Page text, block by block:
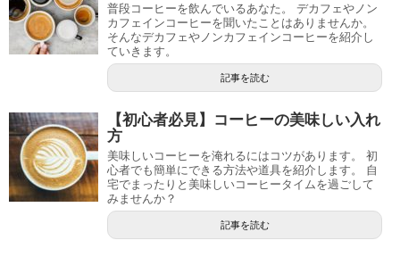
普段コーヒーを飲んでいるあなた。 デカフェやノン
カフェインコーヒーを聞いたことはありませんか。
そんなデカフェやノンカフェインコーヒーを紹介し
ていきます。
記事を読む
【初心者必見】コーヒーの美味しい入れ
方
美味しいコーヒーを淹れるにはコツがあります。 初
心者でも簡単にできる方法や道具を紹介します。 自
宅でまったりと美味しいコーヒータイムを過ごして
みませんか？
記事を読む